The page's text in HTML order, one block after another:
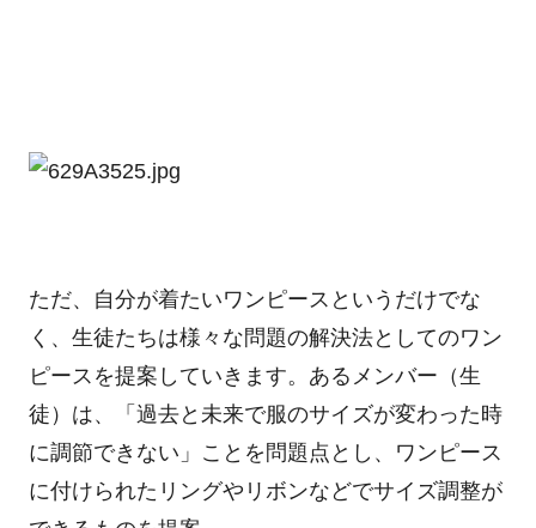
ただ、自分が着たいワンピースというだけでな
く、生徒たちは様々な問題の解決法としてのワン
ピースを提案していきます。あるメンバー（生
徒）は、「過去と未来で服のサイズが変わった時
に調節できない」ことを問題点とし、ワンピース
に付けられたリングやリボンなどでサイズ調整が